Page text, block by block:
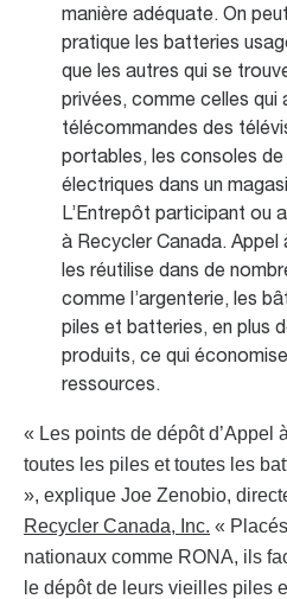
manière adéquate. On
pratique les batteries
que les autres qui se
privées, comme celles qui
télécommandes des
portables, les consoles de
électriques dans un
L’Entrepôt participant ou
à Recycler Canada.
les réutilise dans de
comme l’argenterie, les
piles et batteries, en plus
produits, ce qui
ressources.
« Les points de dépôt d’Appel
toutes les piles et toutes les
», explique Joe Zenobio,
Recycler Canada, Inc. «
nationaux comme RONA, ils
le dépôt de leurs vieilles piles